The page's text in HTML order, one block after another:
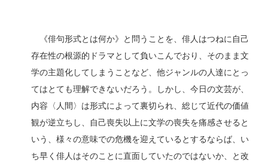
《俳句形式とは何か》と問うことを、俳人はつねに自己
存在性の根源的ドラマとして負いこんでおり、そのまま文
学の主題化してしまうことなど、他ジャンルの人達にとっ
てはとても理解できないだろう。しかし、今日の文芸が、
内容〈人間〉は形式によって裏切られ、総じて近代の価値
観が逆立ちし、自己喪失以上に文学の喪失を痛感させると
いう、様々の意味での危機を迎えているとするならば、い
ち早く俳人はそのことに直面していたのではないか、と改